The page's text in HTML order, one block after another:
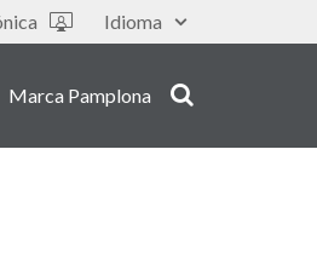
Idioma
Marca Pamplona